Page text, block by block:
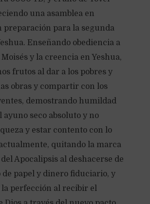
una asamblea en
preparación para la segunda
Enseñando obediencia a
y la creencia en Yeshua,
frutos al dar a los pobres y
obras y compartir con los
demostrando humildad
ayuno seco absoluto y no
y estar contento con lo
quitando la marca
Apocalipsis al deshacerse de
de papel y dinero fiduciario, y
la perfección al recibir el